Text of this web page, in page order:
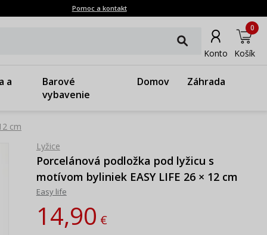
Pomoc a kontakt
Konto Košík
0
a
Barové
vybavenie
Domov Záhrada
cm
Lyžice
Porcelánová podložka pod lyžicu s
motívom byliniek EASY LIFE 26 × 12 cm
Easy life
14,90€